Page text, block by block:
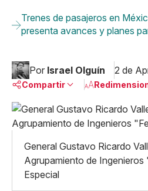
Trenes de pasajeros en
presenta avances y planes
Por Israel Olguín 2 de
Compartir
Linkedin
X
Whatsapp
Copiar enlace
Pequeño
Mediano
General Gustavo Ricardo
Agrupamiento de
Especial